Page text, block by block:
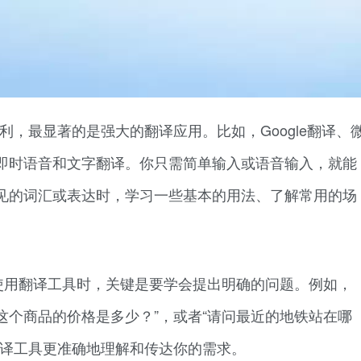
，最显著的是强大的翻译应用。比如，Google翻译、
语音和文字翻译。你只需简单输入或语音输入，就能
词汇或表达时，学习一些基本的用法、了解常用的场
翻译工具时，关键是要学会提出明确的问题。例如，
个商品的价格是多少？”，或者“请问最近的地铁站在哪
工具更准确地理解和传达你的需求。